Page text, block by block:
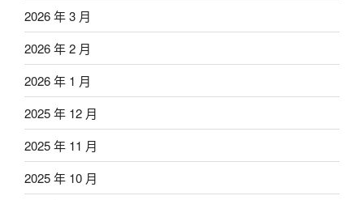
2026 年 3 月
2026 年 2 月
2026 年 1 月
2025 年 12 月
2025 年 11 月
2025 年 10 月